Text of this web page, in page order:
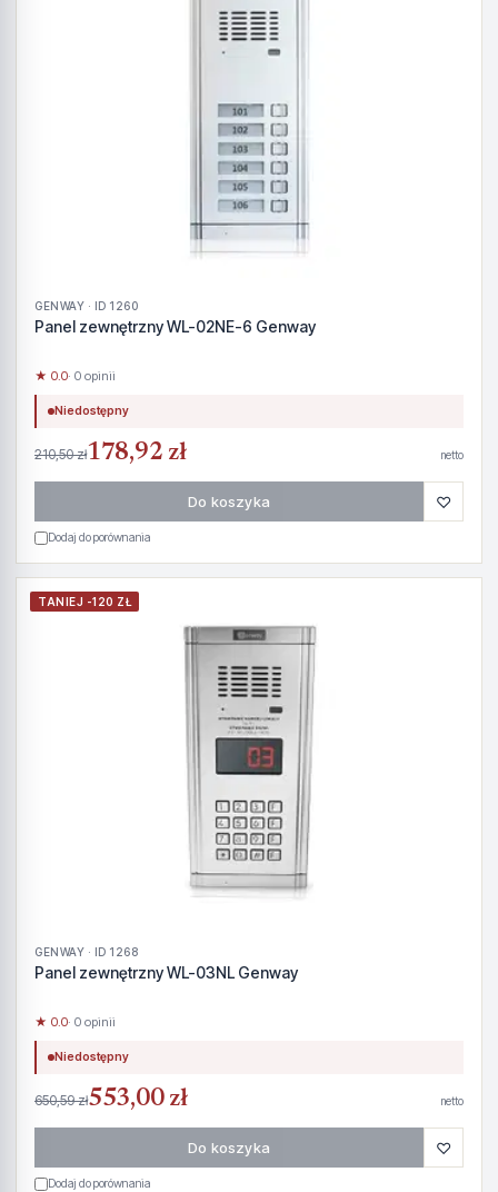
GENWAY · ID 1260
Panel zewnętrzny WL-02NE-6 Genway
★ 0.0· 0 opinii
Niedostępny
210,50 zł178,92 zł netto
Do koszyka ♡
Dodaj do porównania
TANIEJ -120 ZŁ
GENWAY · ID 1268
Panel zewnętrzny WL-03NL Genway
★ 0.0· 0 opinii
Niedostępny
650,59 zł553,00 zł netto
Do koszyka ♡
Dodaj do porównania